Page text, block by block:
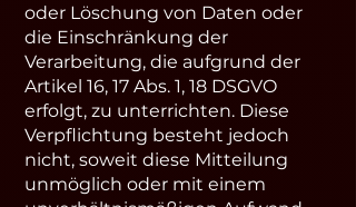
oder Löschung von Daten oder
die Einschränkung der
Verarbeitung, die aufgrund der
Artikel 16, 17 Abs. 1, 18 DSGVO
erfolgt, zu unterrichten. Diese
Verpflichtung besteht jedoch
nicht, soweit diese Mitteilung
unmöglich oder mit einem